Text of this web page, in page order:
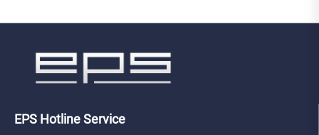
EPS Hotline Service